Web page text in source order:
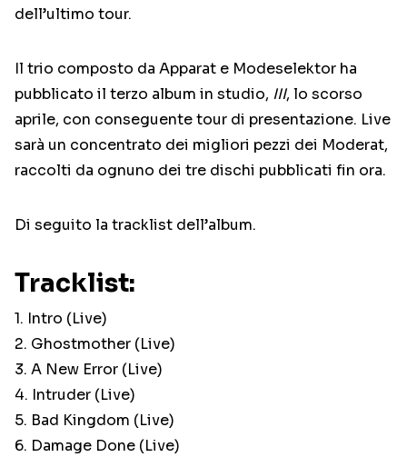
dell’ultimo tour.
Il trio composto da Apparat e Modeselektor ha
pubblicato il terzo album in studio, III, lo scorso
aprile, con conseguente tour di presentazione. Live
sarà un concentrato dei migliori pezzi dei Moderat,
raccolti da ognuno dei tre dischi pubblicati fin ora.
Di seguito la tracklist dell’album.
Tracklist:
1. Intro (Live)
2. Ghostmother (Live)
3. A New Error (Live)
4. Intruder (Live)
5. Bad Kingdom (Live)
6. Damage Done (Live)